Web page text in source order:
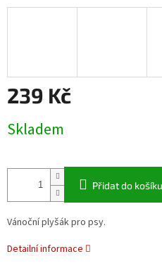
239 Kč
cena:
Skladem
Přidat do košíku
Vánoční plyšák pro psy.
Detailní informace